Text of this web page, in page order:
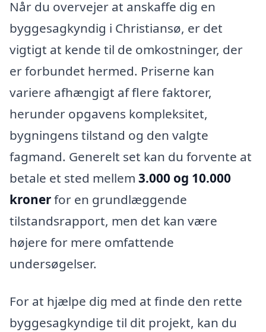
Når du overvejer at anskaffe dig en
byggesagkyndig i Christiansø, er det
vigtigt at kende til de omkostninger, der
er forbundet hermed. Priserne kan
variere afhængigt af flere faktorer,
herunder opgavens kompleksitet,
bygningens tilstand og den valgte
fagmand. Generelt set kan du forvente at
betale et sted mellem 3.000 og 10.000
kronerfor en grundlæggende
tilstandsrapport, men det kan være
højere for mere omfattende
undersøgelser.
For at hjælpe dig med at finde den rette
byggesagkyndige til dit projekt, kan du